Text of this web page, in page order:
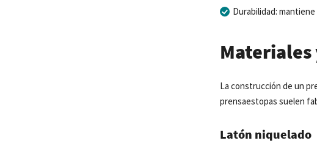
Durabilidad:
Materiales
La construcción de un
prensaestopas suelen
Latón niquelado